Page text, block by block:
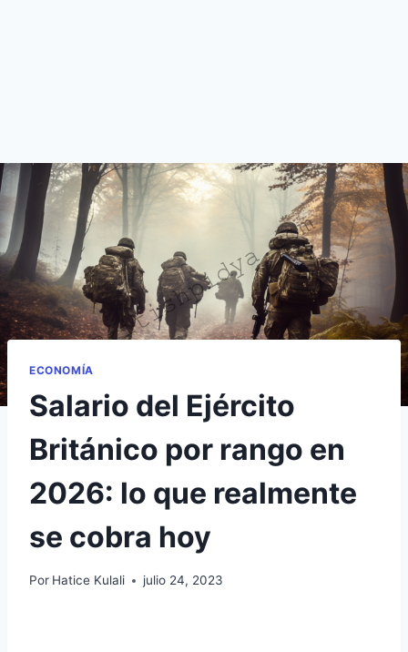
ECONOMÍA
Salario del Ejército
Británico por rango en
2026: lo que realmente
se cobra hoy
Por Hatice Kulali julio 24, 2023